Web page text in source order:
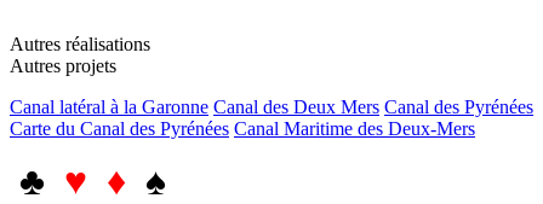
Autres réalisations
Autres projets
Canal latéral à la Garonne Canal des Deux Mers Canal des Pyrénées
Carte du Canal des Pyrénées Canal Maritime des Deux-Mers
♣ ♥ ♦ ♠